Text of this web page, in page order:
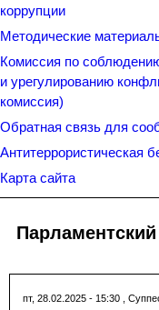
коррупции
Методические
Комиссия по
и урегулированию
комиссия)
Обратная связь для
Антитеррористическая
Карта сайта
пт, 28.02.2025 - 15:30 ,